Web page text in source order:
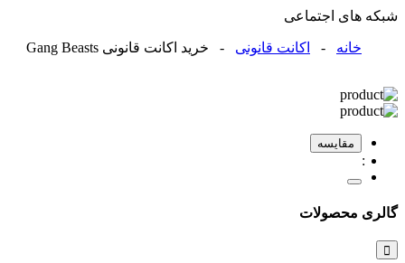
شبکه های اجتماعی
خانه - اکانت قانونی - خرید اکانت قانونی Gang Beasts
مقایسه
گالری محصولات